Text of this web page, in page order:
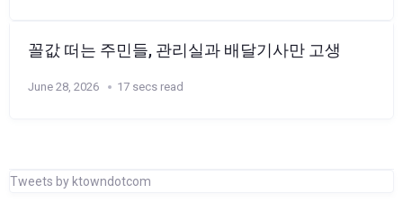
꼴값 떠는 주민들, 관리실과 배달기사만 고생
June 28, 2026 17 secs read
Tweets by ktowndotcom